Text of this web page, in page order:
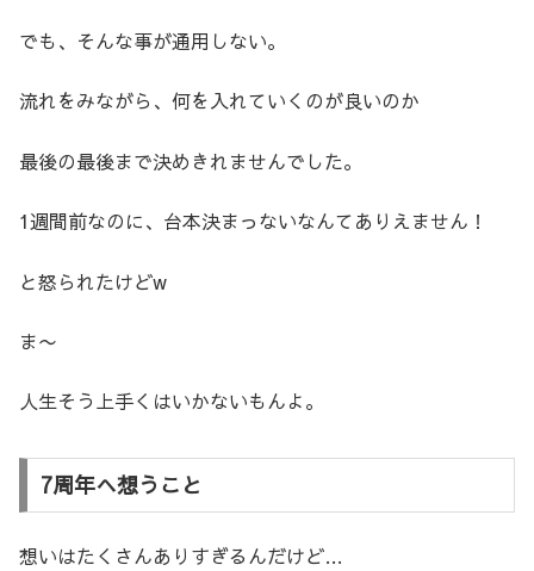
でも、そんな事が通用しない。
流れをみながら、何を入れていくのが良いのか
最後の最後まで決めきれませんでした。
1週間前なのに、台本決まっないなんてありえません！
と怒られたけどw
ま〜
人生そう上手くはいかないもんよ。
7周年へ想うこと
想いはたくさんありすぎるんだけど…